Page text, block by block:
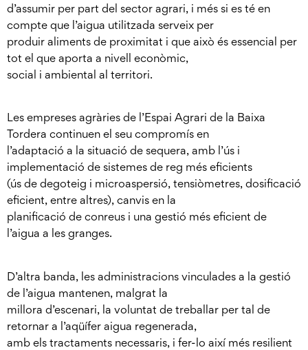
d’assumir per part del sector agrari, i més si es té en
compte que l’aigua utilitzada serveix per
produir aliments de proximitat i que això és essencial per
tot el que aporta a nivell econòmic,
social i ambiental al territori.
Les empreses agràries de l’Espai Agrari de la Baixa
Tordera continuen el seu compromís en
l’adaptació a la situació de sequera, amb l’ús i
implementació de sistemes de reg més eficients
(ús de degoteig i microaspersió, tensiòmetres, dosificació
eficient, entre altres), canvis en la
planificació de conreus i una gestió més eficient de
l’aigua a les granges.
D’altra banda, les administracions vinculades a la gestió
de l’aigua mantenen, malgrat la
millora d’escenari, la voluntat de treballar per tal de
retornar a l’aqüífer aigua regenerada,
amb els tractaments necessaris, i fer-lo així més resilient